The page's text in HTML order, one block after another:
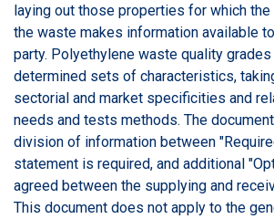
laying out those properties for which
the waste makes information available
party. Polyethylene waste quality
determined sets of characteristics,
sectorial and market specificities and
needs and tests methods. The
division of information between
statement is required, and additional
agreed between the supplying and
This document does not apply to the